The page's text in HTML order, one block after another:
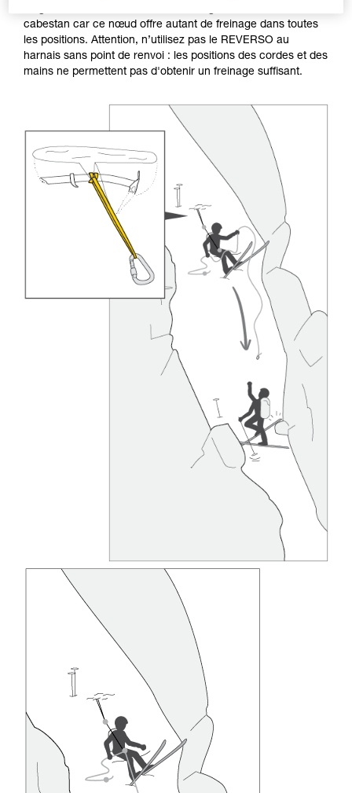
cabestan car ce nœud offre autant de freinage dans toutes
les positions. Attention, n’utilisez pas le REVERSO au
harnais sans point de renvoi : les positions des cordes et des
mains ne permettent pas d'obtenir un freinage suffisant.